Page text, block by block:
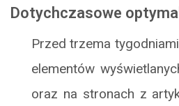
Dotychczasowe
Przed trzema
elementów
oraz na stronach z